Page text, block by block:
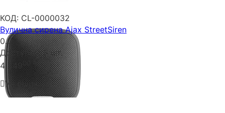
КОД: CL-0000032
Вулична сирена Ajax StreetSiren
0.0
Доступно: 5 шт.
4 34900 ₴
У кошик